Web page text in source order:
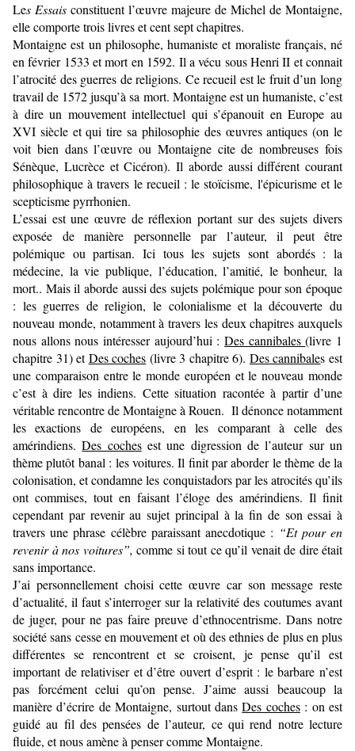
Les Essais constituent l’œuvre majeure de Michel de Montaigne,
ellecomporte trois livres et cent sept chapitres.
Montaigne est un philosophe, humaniste et moraliste français, né
en février 1533 et mort en 1592. Il a vécu sous Henri II et connait
l’atrocité des guerres de religions. Ce recueil est le fruit d’un long
travail de 1572 jusqu’à sa mort. Montaigne est un humaniste, c’est
à dire un mouvement intellectuel qui s’épanouit en Europe au
XVI siècle et qui tire sa philosophie des œuvres antiques (on le
voit bien dans l’œuvre ou Montaigne cite de nombreuses fois
Sénèque, Lucrèce et Cicéron). Il aborde aussi différent courant
philosophique à travers le recueil : le stoïcisme, l'épicurisme et le
scepticisme pyrrhonien.
L’essai est une œuvre de réflexion portant sur des sujets divers
exposée de manière personnelle par l’auteur, il peut être
polémique ou partisan. Ici tous les sujets sont abordés : la
médecine, la vie publique, l’éducation, l’amitié, le bonheur, la
mort.. Mais il aborde aussi des sujets polémique pour son époque
: les guerres de religion, le colonialisme et la découverte du
nouveau monde, notamment à travers les deux chapitres auxquels
nous allons nous intéresser aujourd’hui : Des cannibales(livre 1
chapitre 31) etDes coches (livre 3 chapitre 6). Des cannibales est
une comparaison entre le monde européen et le nouveau monde
c’est à dire les indiens. Cette situation racontée à partir d’une
véritable rencontre de Montaigne à Rouen. Il dénonce notamment
les exactions de européens, en les comparant à celle des
amérindiens.Des cochesest une digression de l’auteur sur un
thème plutôt banal : les voitures. Il finit par aborder le thème de la
colonisation, et condamne les conquistadors par les atrocités qu’ils
ont commises, tout en faisant l’éloge des amérindiens. Il finit
cependant par revenir au sujet principal à la fin de son essai à
travers une phrase célèbre paraissant anecdotique : “Et pour en
revenir à nos voitures”, comme si tout ce qu’il venait de dire était
sans importance.
J’ai personnellement choisi cette œuvre car son message reste
d’actualité, il faut s’interroger sur la relativité des coutumes avant
de juger, pour ne pas faire preuve d’ethnocentrisme. Dans notre
société sans cesse en mouvement et où des ethnies de plus en plus
différentes se rencontrent et se croisent, je pense qu’il est
important de relativiser et d’être ouvert d’esprit : le barbare n’est
pas forcément celui qu’on pense. J’aime aussi beaucoup la
manière d’écrire de Montaigne, surtout dansDes coches: on est
guidé au fil des pensées de l’auteur, ce qui rend notre lecture
fluide, et nous amène à penser comme Montaigne.